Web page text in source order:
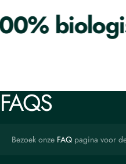
FAQS
Bezoek onze FAQ pagina voor